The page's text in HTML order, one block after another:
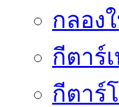
กลอง
กีตาร์
กีตาร์